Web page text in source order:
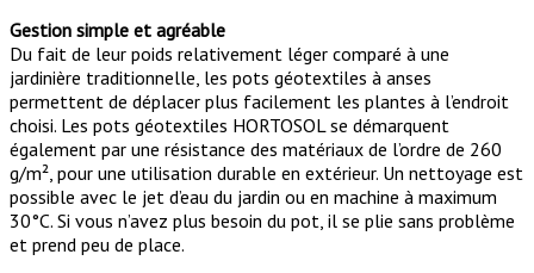
Gestion simple et agréable
Du fait de leur poids relativement léger comparé à une
jardinière traditionnelle, les pots géotextiles à anses
permettent de déplacer plus facilement les plantes à l’endroit
choisi. Les pots géotextiles HORTOSOL se démarquent
également par une résistance des matériaux de l’ordre de 260
g/m², pour une utilisation durable en extérieur. Un nettoyage est
possible avec le jet d’eau du jardin ou en machine à maximum
30°C. Si vous n’avez plus besoin du pot, il se plie sans problème
et prend peu de place.